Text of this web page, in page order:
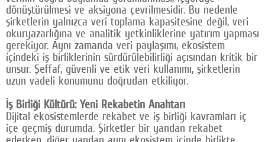
dönüştürülmesi ve aksiyona çevrilmesidir. Bu nedenle
şirketlerin yalnızca veri toplama kapasitesine değil, veri
okuryazarlığına ve analitik yetkinliklerine yatırım yapması
gerekiyor. Aynı zamanda veri paylaşımı, ekosistem
içindeki iş birliklerinin sürdürülebilirliği açısından kritik bir
unsur. Şeffaf, güvenli ve etik veri kullanımı, şirketlerin
uzun vadeli konumunu doğrudan etkiliyor.
İş Birliği Kültürü: Yeni Rekabetin Anahtarı
Dijital ekosistemlerde rekabet ve iş birliği kavramları iç
içe geçmiş durumda. Şirketler bir yandan rekabet